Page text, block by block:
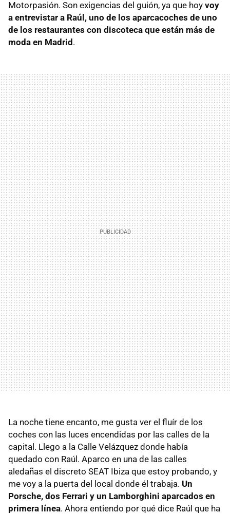
Motorpasión. Son exigencias del guión, ya que hoy voy
a entrevistar a Raúl, uno de los aparcacoches de uno
de los restaurantes con discoteca que están más de
moda en Madrid.
La noche tiene encanto, me gusta ver el fluír de los
coches con las luces encendidas por las calles de la
capital. Llego a la Calle Velázquez donde había
quedado con Raúl. Aparco en una de las calles
aledañas el discreto SEAT Ibiza que estoy probando, y
me voy a la puerta del local donde él trabaja. Un
Porsche, dos Ferrari y un Lamborghini aparcados en
primera línea. Ahora entiendo por qué dice Raúl que ha